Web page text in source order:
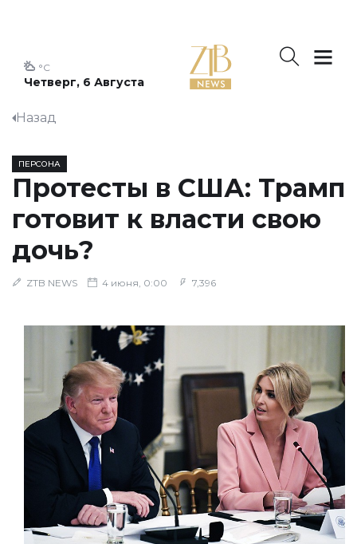
Четверг, 6 Августа
°C
Назад
ПЕРСОНА
Протесты в США: Трамп
готовит к власти свою
дочь?
ZTB NEWS 4 июня, 0:00 7,396